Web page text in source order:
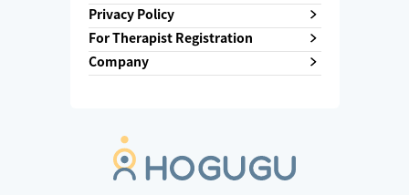
Privacy Policy
For Therapist Registration
Company